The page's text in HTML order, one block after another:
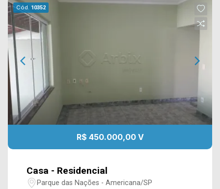
Cód. 10352
R$ 450.000,00 V
Casa - Residencial
Parque das Nações - Americana/SP